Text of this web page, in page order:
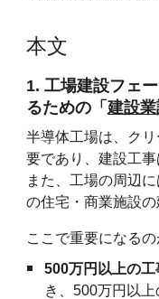
本文
1. 工場建設フェ
るための「建設
半導体工場は、ク
要であり、建設工
また、工場の周辺
の住宅・商業施設の
ここで重要になる
500万円以上の工
き、500万円以